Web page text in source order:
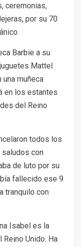
ceremonias,
por su 70
Barbie a su
Mattel
muñeca
en los estantes
del Reino
todos los
con
de luto por su
fallecido ese 9
tranquilo con
Isabel es la
Reino Unido. Ha